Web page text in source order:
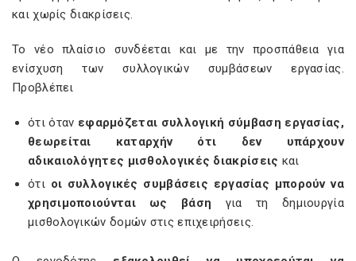
και χωρίς διακρίσεις.
Το νέο πλαίσιο συνδέεται και με την προσπάθεια για
ενίσχυση των συλλογικών συμβάσεων εργασίας.
Προβλέπει
ότι όταν εφαρμόζεται συλλογική σύμβαση εργασίας,
θεωρείται καταρχήν ότι δεν υπάρχουν
αδικαιολόγητες μισθολογικές διακρίσεις και
ότι οι συλλογικές συμβάσεις εργασίας μπορούν να
χρησιμοποιούνται ως βάση για τη δημιουργία
μισθολογικών δομών στις επιχειρήσεις.